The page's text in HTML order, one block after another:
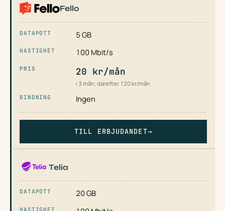
Fello
5 GB
100 Mbit/s
20 kr/mån
i 3 mån, därefter 120 kr/mån
Ingen
TILL ERBJUDANDET→
Telia
20 GB